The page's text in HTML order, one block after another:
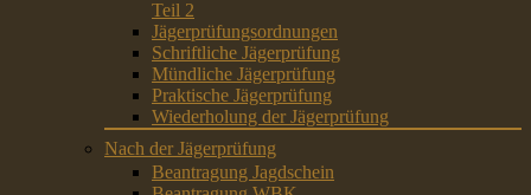
Teil 2
Jägerprüfungsordnungen
Schriftliche Jägerprüfung
Mündliche Jägerprüfung
Praktische Jägerprüfung
Wiederholung der Jägerprüfung
Nach der Jägerprüfung
Beantragung Jagdschein